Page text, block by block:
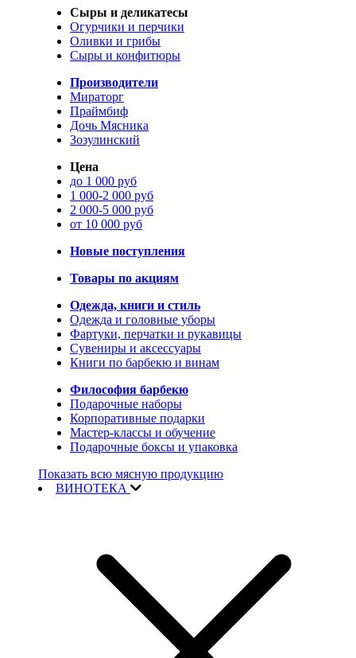
Сыры и деликатесы
Огурчики и перчики
Оливки и грибы
Сыры и конфитюры
Производители
Мираторг
Праймбиф
Дочь Мясника
Зозулинский
Цена
до 1 000 руб
1 000-2 000 руб
2 000-5 000 руб
от 10 000 руб
Новые поступления
Товары по акциям
Одежда, книги и стиль
Одежда и головные уборы
Фартуки, перчатки и рукавицы
Сувениры и аксессуары
Книги по барбекю и винам
Философия барбекю
Подарочные наборы
Корпоративные подарки
Мастер-классы и обучение
Подарочные боксы и упаковка
Показать всю мясную продукцию
ВИНОТЕКА